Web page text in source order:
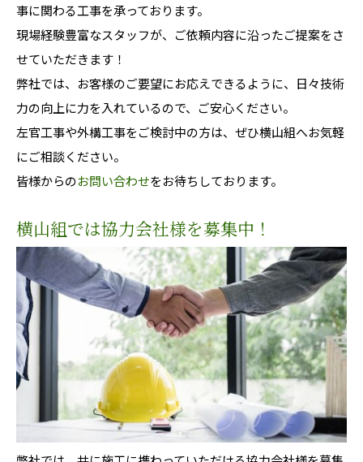
事に関わる工事を承っております。
現場経験豊富なスタッフが、ご依頼内容に沿ったご提案をさ
せていただきます！
弊社では、お客様のご要望にお応えできるように、日々技術
力の向上に力を入れているので、ご安心ください。
左官工事や外構工事をご検討中の方は、ぜひ横山組へお気軽
にご相談ください。
皆様からのお問い合わせをお待ちしております。
横山組では協力会社様を募集中！